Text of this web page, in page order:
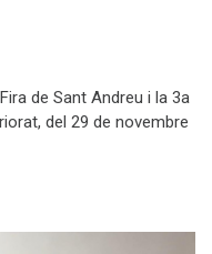
de Sant Andreu i la 3a
del 29 de novembre